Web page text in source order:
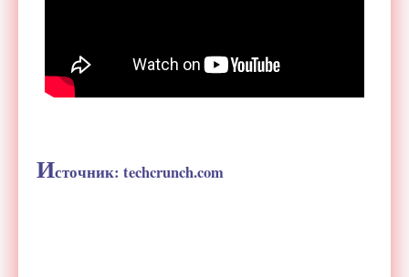
Источник: techcrunch.com